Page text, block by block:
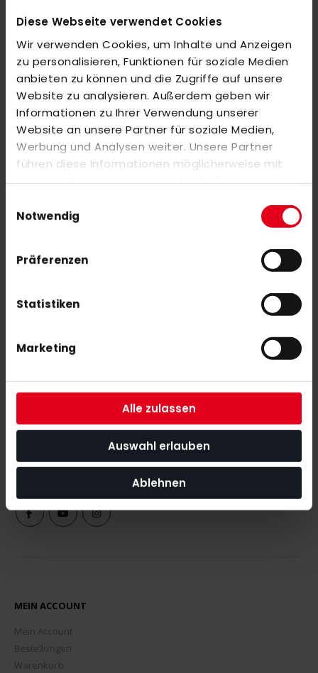
Diese Webseite verwendet Cookies
Wir verwenden Cookies, um Inhalte und Anzeigen
zu personalisieren, Funktionen für soziale Medien
anbieten zu können und die Zugriffe auf unsere
Website zu analysieren. Außerdem geben wir
Informationen zu Ihrer Verwendung unserer
Website an unsere Partner für soziale Medien,
Werbung und Analysen weiter. Unsere Partner
führen diese Informationen möglicherweise mit
weiteren Daten zusammen, die Sie ihnen
Nutzung der Dienste gesammelt haben.
Notwendig
Präferenzen
Statistiken
Marketing
Alle zulassen
Auswahl erlauben
Ablehnen
MEHR INFORMATIONEN
BEWERTUNGEN
ÄHNLICHE PRODUKTE
Markieren Sie die Artikel, um Sie dem Warenkorb hinzuzufügen
oderAlle auswählen
RFE Dumbbells - 1Kg (Pair)
Mit unserem Newsletter seid ihr immer auf den neuesten Stand
was News, Tipps und Rabattaktionen rund um unseren Shop
angeht.
ABONNIEREN
MEIN ACCOUNT
Mein Account
Bestellungen
Warenkorb